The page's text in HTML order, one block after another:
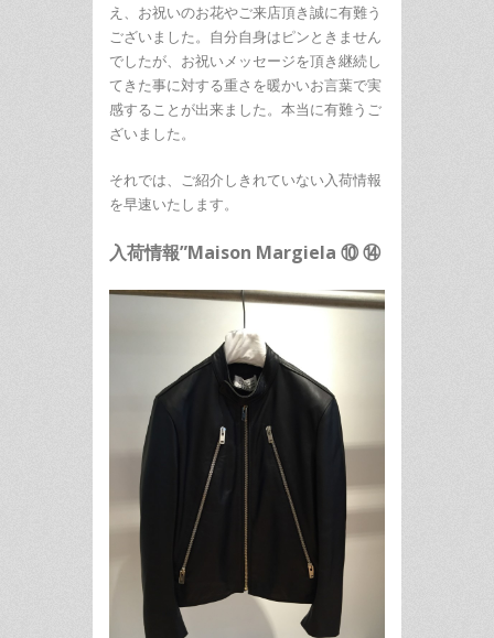
え、お祝いのお花やご来店頂き誠に有難う
ございました。自分自身はピンときません
でしたが、お祝いメッセージを頂き継続し
てきた事に対する重さを暖かいお言葉で実
感することが出来ました。本当に有難うご
ざいました。
それでは、ご紹介しきれていない入荷情報
を早速いたします。
入荷情報”Maison Margiela ⑩ ⑭